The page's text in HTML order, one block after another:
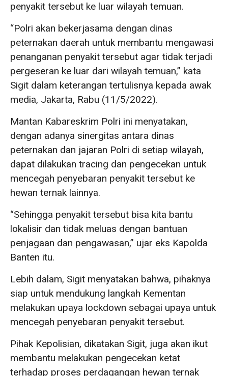
penyakit tersebut ke luar wilayah temuan.
“Polri akan bekerjasama dengan dinas
peternakan daerah untuk membantu mengawasi
penanganan penyakit tersebut agar tidak terjadi
pergeseran ke luar dari wilayah temuan,” kata
Sigit dalam keterangan tertulisnya kepada awak
media, Jakarta, Rabu (11/5/2022).
Mantan Kabareskrim Polri ini menyatakan,
dengan adanya sinergitas antara dinas
peternakan dan jajaran Polri di setiap wilayah,
dapat dilakukan tracing dan pengecekan untuk
mencegah penyebaran penyakit tersebut ke
hewan ternak lainnya.
“Sehingga penyakit tersebut bisa kita bantu
lokalisir dan tidak meluas dengan bantuan
penjagaan dan pengawasan,” ujar eks Kapolda
Banten itu.
Lebih dalam, Sigit menyatakan bahwa, pihaknya
siap untuk mendukung langkah Kementan
melakukan upaya lockdown sebagai upaya untuk
mencegah penyebaran penyakit tersebut.
Pihak Kepolisian, dikatakan Sigit, juga akan ikut
membantu melakukan pengecekan ketat
terhadap proses perdagangan hewan ternak